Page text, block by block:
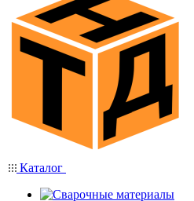
Каталог